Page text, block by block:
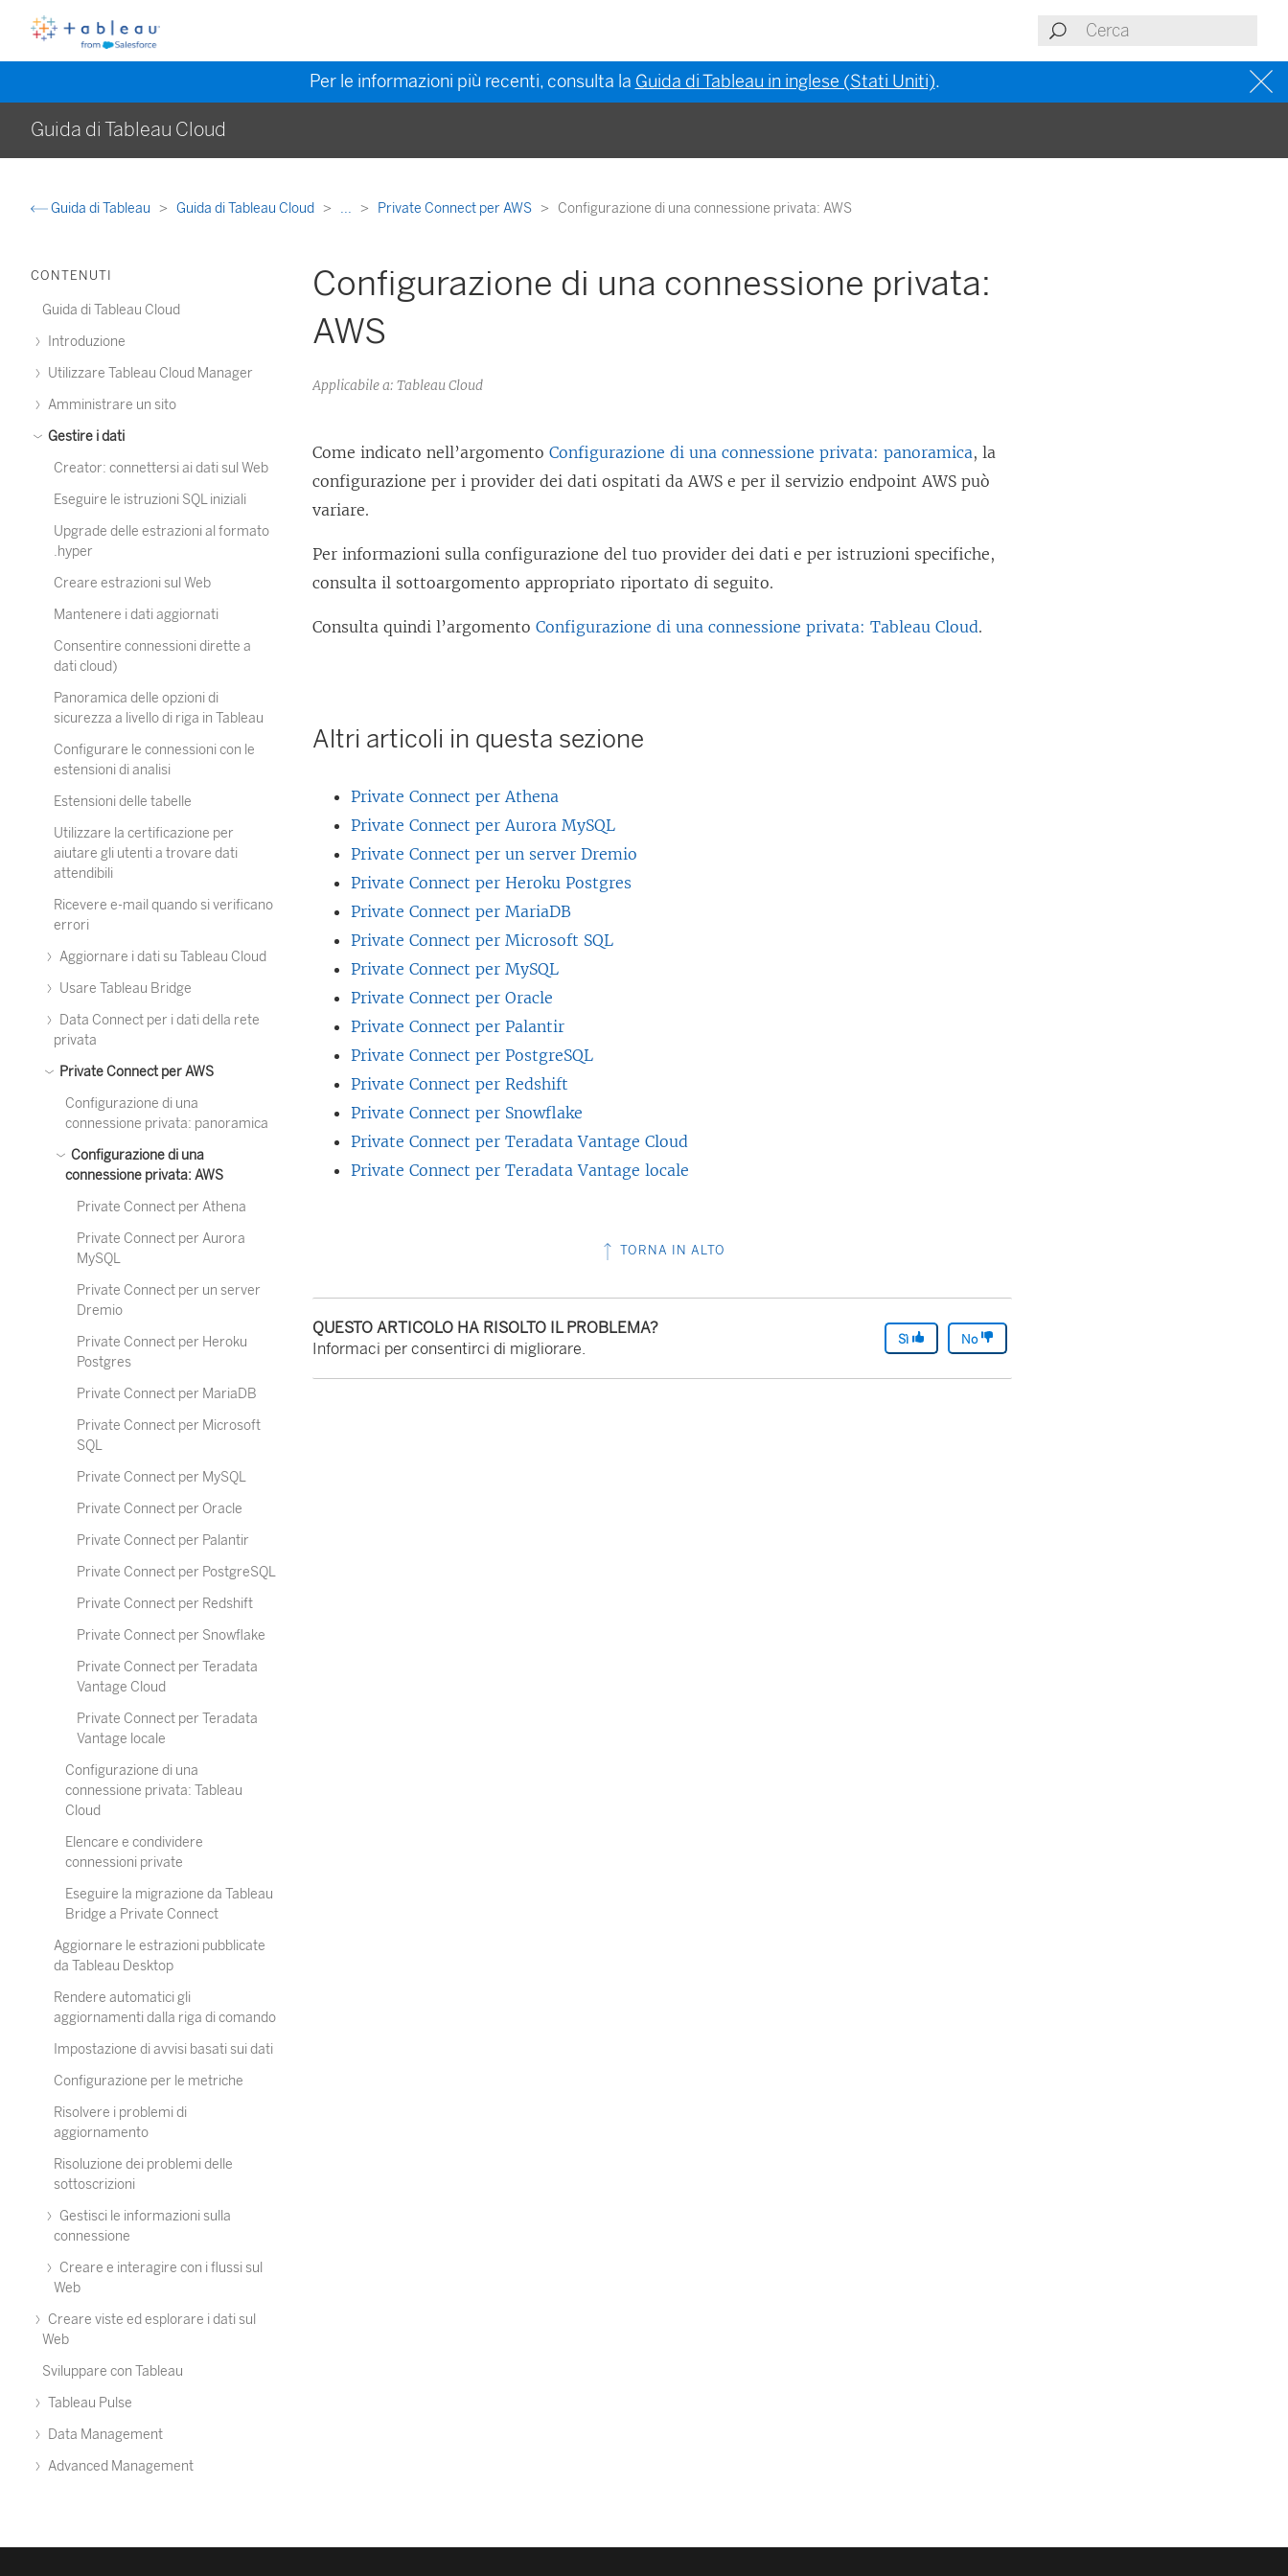
Per le informazioni più recenti, consulta la Guida di Tableau in inglese (Stati Uniti).
Guida di Tableau Cloud
Guida di Tableau Guida di Tableau Cloud ... Private Connect per AWS Configurazione di una connessione privata: AWS
CONTENUTI
Guida di Tableau Cloud
Introduzione
Utilizzare Tableau Cloud Manager
Amministrare un sito
Gestire i dati
Creator: connettersi ai dati sul Web
Eseguire le istruzioni SQL iniziali
Upgrade delle estrazioni al formato
.hyper
Creare estrazioni sul Web
Mantenere i dati aggiornati
Consentire connessioni dirette a
dati cloud)
Panoramica delle opzioni di
sicurezza a livello di riga in Tableau
Configurare le connessioni con le
estensioni di analisi
Estensioni delle tabelle
Utilizzare la certificazione per
aiutare gli utenti a trovare dati
attendibili
Ricevere e-mail quando si verificano
errori
Aggiornare i dati su Tableau Cloud
Usare Tableau Bridge
Data Connect per i dati della rete
privata
Private Connect per AWS
Configurazione di una
connessione privata: panoramica
Configurazione di una
connessione privata: AWS
Private Connect per Athena
Private Connect per Aurora
MySQL
Private Connect per un server
Dremio
Private Connect per Heroku
Postgres
Private Connect per MariaDB
Private Connect per Microsoft
SQL
Private Connect per MySQL
Private Connect per Oracle
Private Connect per Palantir
Private Connect per PostgreSQL
Private Connect per Redshift
Private Connect per Snowflake
Private Connect per Teradata
Vantage Cloud
Private Connect per Teradata
Vantage locale
Configurazione di una
connessione privata: Tableau
Cloud
Elencare e condividere
connessioni private
Eseguire la migrazione da Tableau
Bridge a Private Connect
Aggiornare le estrazioni pubblicate
da Tableau Desktop
Rendere automatici gli
aggiornamenti dalla riga di comando
Impostazione di avvisi basati sui dati
Configurazione per le metriche
Risolvere i problemi di
aggiornamento
Risoluzione dei problemi delle
sottoscrizioni
Gestisci le informazioni sulla
connessione
Creare e interagire con i flussi sul
Web
Creare viste ed esplorare i dati sul
Web
Sviluppare con Tableau
Tableau Pulse
Data Management
Advanced Management
Configurazione di una connessione privata:
AWS
Applicabile a: Tableau Cloud
Come indicato nell’argomentoConfigurazione di una connessione privata: panoramica, la
configurazione per i provider dei dati ospitati da AWS e per il servizio endpoint AWS può
variare.
Per informazioni sulla configurazione del tuo provider dei dati e per istruzioni specifiche,
consulta il sottoargomento appropriato riportato di seguito.
Consulta quindi l’argomentoConfigurazione di una connessione privata: Tableau Cloud.
Altri articoli in questa sezione
Private Connect per Athena
Private Connect per Aurora MySQL
Private Connect per un server Dremio
Private Connect per Heroku Postgres
Private Connect per MariaDB
Private Connect per Microsoft SQL
Private Connect per MySQL
Private Connect per Oracle
Private Connect per Palantir
Private Connect per PostgreSQL
Private Connect per Redshift
Private Connect per Snowflake
Private Connect per Teradata Vantage Cloud
Private Connect per Teradata Vantage locale
TORNA IN ALTO
QUESTO ARTICOLO HA RISOLTO IL PROBLEMA?
Informaci per consentirci di migliorare.
Sì No